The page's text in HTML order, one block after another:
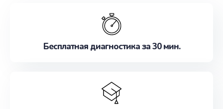
Бесплатная диагностика за 30 мин.